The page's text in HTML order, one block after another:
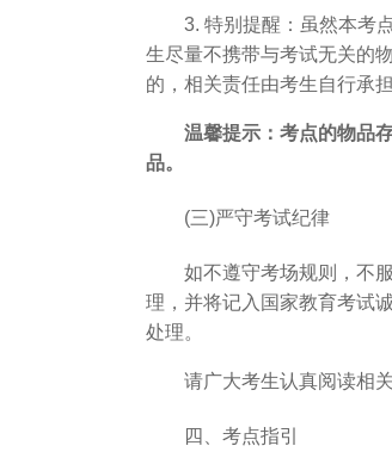
3. 特别提醒：虽然本考
生尽量不携带与考试无关的
的，相关责任由考生自行承担
温馨提示：考点的物品
品。
(三)严守考试纪律
如不遵守考场规则，不
理，并将记入国家教育考试
处理。
请广大考生认真阅读相
四、考点指引